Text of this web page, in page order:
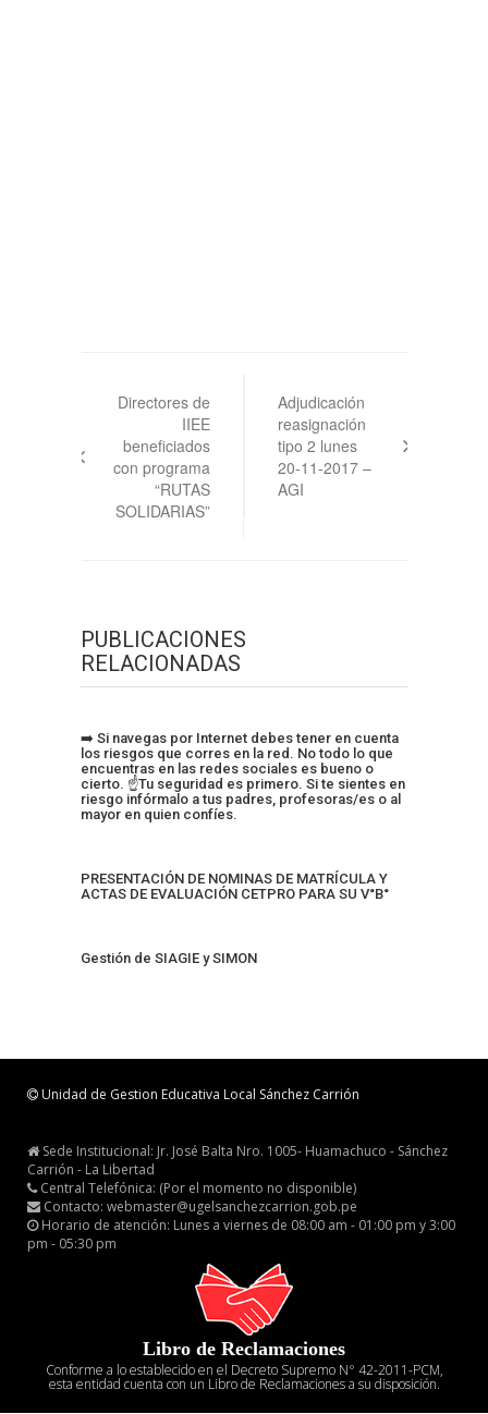
entradas
Directores de
IIEE
beneficiados
con programa
“RUTAS
SOLIDARIAS”
Adjudicación
reasignación
tipo 2 lunes
20-11-2017 –
AGI
PUBLICACIONES
RELACIONADAS
➡️ Si navegas por Internet debes tener en cuenta
los riesgos que corres en la red. No todo lo que
encuentras en las redes sociales es bueno o
cierto. ☝️Tu seguridad es primero. Si te sientes en
riesgo infórmalo a tus padres, profesoras/es o al
mayor en quien confíes.
PRESENTACIÓN DE NOMINAS DE MATRÍCULA Y
ACTAS DE EVALUACIÓN CETPRO PARA SU V°B°
Gestión de SIAGIE y SIMON
Unidad de Gestion Educativa Local Sánchez Carrión
Sede Institucional: Jr. José Balta Nro. 1005- Huamachuco - Sánchez
Carrión - La Libertad
Central Telefónica: (Por el momento no disponible)
Contacto: webmaster@ugelsanchezcarrion.gob.pe
Horario de atención: Lunes a viernes de 08:00 am - 01:00 pm y 3:00
pm - 05:30 pm
Libro de Reclamaciones
Conforme a lo establecido en el Decreto Supremo N° 42-2011-PCM,
esta entidad cuenta con un Libro de Reclamaciones a su disposición.